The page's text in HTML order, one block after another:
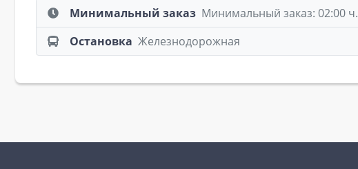
Минимальный заказ Минимальный заказ: 02:00 ч.
Остановка Железнодорожная